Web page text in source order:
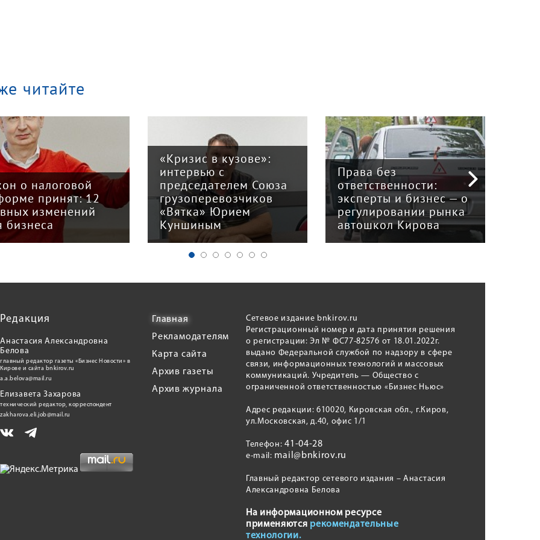
читайте
о налоговой
принят: 12
изменений
бизнеса
«Кризис в кузове»:
интервью с
председателем Союза
грузоперевозчиков
«Вятка» Юрием
Куншиным
Права без
ответственности:
эксперты и бизнес — о
регулировании рынка
автошкол Кирова
Редакция
Анастасия Александровна
Белова
главный редактор газеты «Бизнес Новости» в
Кирове и сайта bnkirov.ru
a.a.belova@mail.ru
Елизавета Захарова
технический редактор, корреспондент
zakharova.eli.job@mail.ru
Главная
Рекламодателям
Карта сайта
Архив газеты
Архив журнала
Сетевое издание bnkirov.ru
Регистрационный номер и дата принятия решения
о регистрации: Эл № ФС77-82576 от 18.01.2022г.
выдано Федеральной службой по надзору в сфере
связи, информационных технологий и массовых
коммуникаций. Учредитель — Общество с
ограниченной ответственностью «Бизнес Ньюс»
Адрес редакции: 610020, Кировская обл., г.Киров,
ул.Московская, д.40, офис 1/1
Телефон:41-04-28
e-mail: mail@bnkirov.ru
Главный редактор сетевого издания – Анастасия
Александровна Белова
На информационном ресурсе
применяются рекомендательные
технологии.